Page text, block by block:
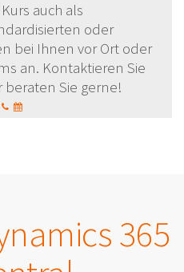
auch als
oder
bei Ihnen vor Ort oder
an. Kontaktieren Sie
beraten Sie gerne!
365